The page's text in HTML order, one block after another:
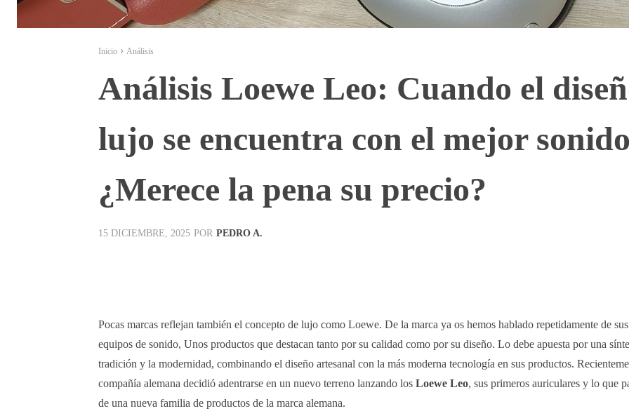
Inicio Análisis
Análisis Loewe Leo: Cuando el
lujo se encuentra con el mejor
¿Merece la pena su precio?
15 DICIEMBRE, 2025 POR PEDRO A.
Pocas marcas reflejan también el concepto de lujo como Loewe. De la marca ya os hemos hablado repetidamente de
equipos de sonido, Unos productos que destacan tanto por su calidad como por su diseño. Lo debe apuesta por una
tradición y la modernidad, combinando el diseño artesanal con la más moderna tecnología en sus productos.
compañía alemana decidió adentrarse en un nuevo terreno lanzando los Loewe Leo, sus primeros auriculares y lo que
de una nueva familia de productos de la marca alemana.